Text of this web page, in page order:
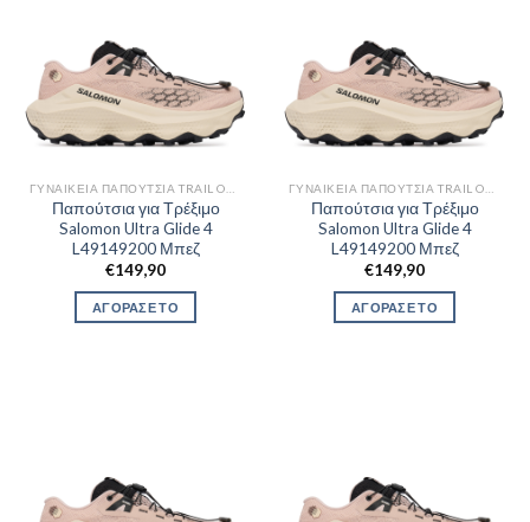
Παπούτσια για Τρέξιμο
Salomon Ultra Glide 4
L49149200 Μπεζ
€149,90
ΑΓΟΡΑΣΕ ΤΟ
Παπούτσια για Τρέξιμο
Salomon Ultra Glide 4
L49149200 Μπεζ
€149,90
ΑΓΟΡΑΣΕ ΤΟ